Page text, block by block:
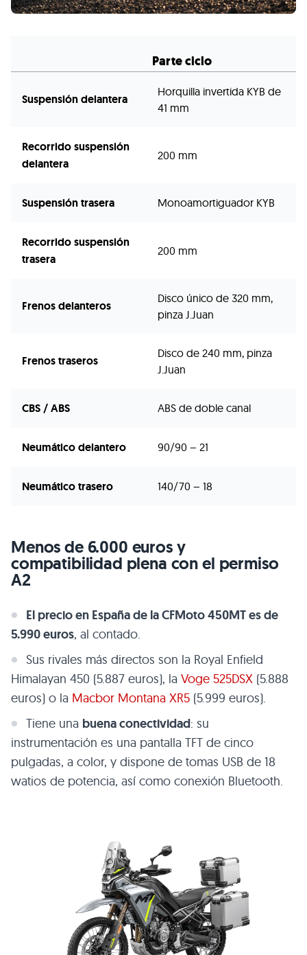
Parte ciclo
Suspensión delantera
Horquilla invertida KYB de
41 mm
Recorrido suspensión
delantera
200 mm
Suspensión trasera Monoamortiguador KYB
Recorrido suspensión
trasera
200 mm
Frenos delanteros
Disco único de 320 mm,
pinza J.Juan
Frenos traseros
Disco de 240 mm, pinza
J.Juan
CBS / ABS ABS de doble canal
Neumático delantero 90/90 – 21
Neumático trasero 140/70 – 18
Menos de 6.000 euros y
compatibilidad plena con el permiso
A2
El precio en España de la CFMoto 450MT es de
5.990 euros, al contado.
Sus rivales más directos son la Royal Enfield
Himalayan 450 (5.887 euros), la Voge 525DSX (5.888
euros) o la Macbor Montana XR5 (5.999 euros).
Tiene una buena conectividad: su
instrumentación es una pantalla TFT de cinco
pulgadas, a color, y dispone de tomas USB de 18
watios de potencia, así como conexión Bluetooth.